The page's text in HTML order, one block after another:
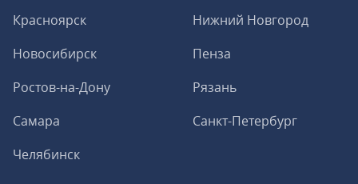
Красноярск
Нижний Новгород
Новосибирск
Пенза
Ростов-на-Дону
Рязань
Самара
Санкт-Петербург
Челябинск